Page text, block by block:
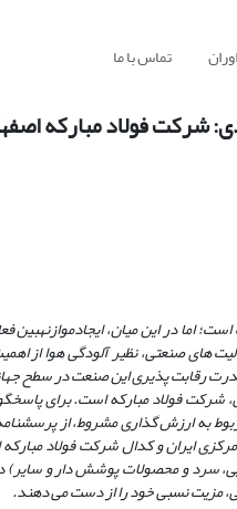
تماس با ما
شرکت فولاد مبارکه
اما در این میان، ایجادموازنهبین
های صنعتی، نظیر آلودگی هوا از
رقابتپذیری این صنعت در سطح
شرکت فولاد مبارکه است. برای
به ارزشگذاری مشروط، از
ایران و کدال شرکت فولاد
سرد و محصولات پوششدار و سایر)
مزیت نسبی خود را از دست میدهند.